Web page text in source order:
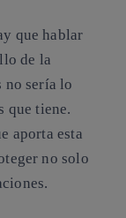
que hablar
de la
no sería lo
que tiene.
aporta esta
no solo